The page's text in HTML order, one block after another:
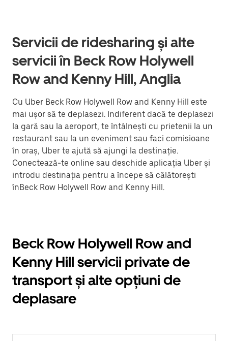
Servicii de ridesharing și alte
servicii în Beck Row Holywell
Row and Kenny Hill, Anglia
Cu Uber Beck Row Holywell Row and Kenny Hill este
mai ușor să te deplasezi. Indiferent dacă te deplasezi
la gară sau la aeroport, te întâlnești cu prietenii la un
restaurant sau la un eveniment sau faci comisioane
în oraș, Uber te ajută să ajungi la destinație.
Conectează-te online sau deschide aplicația Uber și
introdu destinația pentru a începe să călătorești
înBeck Row Holywell Row and Kenny Hill.
Beck Row Holywell Row and
Kenny Hill servicii private de
transport și alte opțiuni de
deplasare